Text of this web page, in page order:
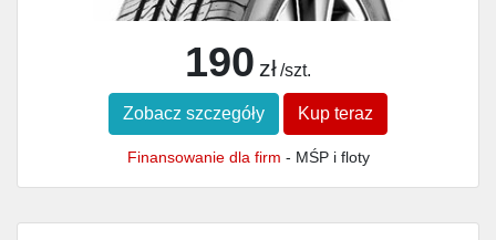
190 zł /szt.
Zobacz szczegóły Kup teraz
Finansowanie dla firm - MŚP i floty